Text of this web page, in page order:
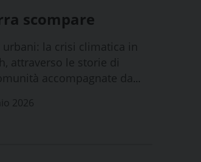
scompare
urbani: la crisi climatica in
attraverso le storie di
accompagnate da
2026